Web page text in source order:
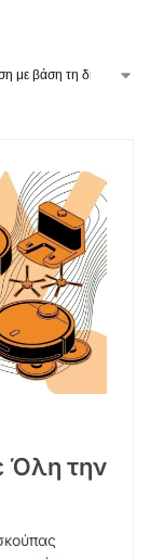
Όλη την